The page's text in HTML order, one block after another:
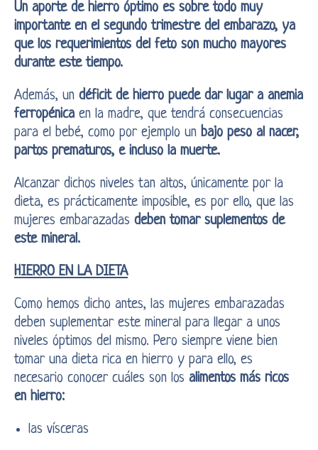
Un aporte de hierro óptimo es sobre todo muy
importante en el segundo trimestre del embarazo, ya
que los requerimientos del feto son mucho mayores
durante este tiempo.
Además, un déficit de hierro puede dar lugar a anemia
ferropénica en la madre, que tendrá consecuencias
para el bebé, como por ejemplo un bajo peso al nacer,
partos prematuros, e incluso la muerte.
Alcanzar dichos niveles tan altos, únicamente por la
dieta, es prácticamente imposible, es por ello, que las
mujeres embarazadas deben tomar suplementos de
este mineral.
HIERRO EN LA DIETA
Como hemos dicho antes, las mujeres embarazadas
deben suplementar este mineral para llegar a unos
niveles óptimos del mismo. Pero siempre viene bien
tomar una dieta rica en hierro y para ello, es
necesario conocer cuáles son los alimentos más ricos
en hierro:
las vísceras